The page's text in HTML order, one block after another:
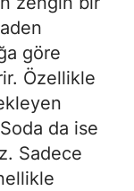
göre
Özellikle
da ise
Sadece